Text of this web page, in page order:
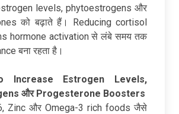
levels, phytoestrogens और
को बढ़ाते हैं। Reducing cortisol
hormone activation से लंबे समय तक
बना रहता है।
Increase Estrogen Levels,
और Progesterone Boosters
Zinc और Omega-3 rich foods जैसे